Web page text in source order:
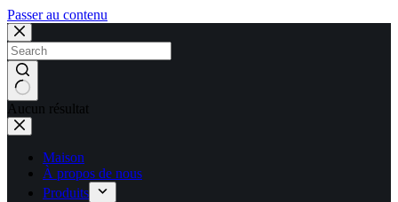
Passer au contenu
Aucun résultat
Maison
À propos de nous
Produits